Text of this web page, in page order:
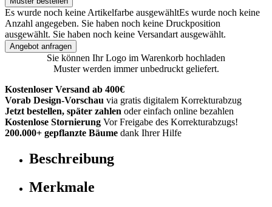
Es wurde noch keine Artikelfarbe ausgewähltEs wurde noch keine
Anzahl angegeben. Sie haben noch keine Druckposition
ausgewählt. Sie haben noch keine Versandart ausgewählt.
Angebot anfragen
Sie können Ihr Logo im Warenkorb hochladen
Muster werden immer unbedruckt geliefert.
Kostenloser Versand ab 400€
Vorab Design-Vorschau via gratis digitalem Korrekturabzug
Jetzt bestellen, später zahlen oder einfach online bezahlen
Kostenlose Stornierung Vor Freigabe des Korrekturabzugs!
200.000+ gepflanzte Bäume dank Ihrer Hilfe
Beschreibung
Merkmale